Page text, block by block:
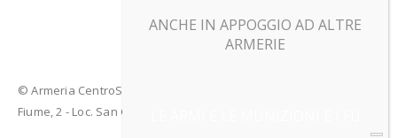
© Armeria CentroSport 31029 VITTORIO VENETO (TV) - Piazza
Fiume, 2 - Loc. San Giacomo di Veglia (TV)
ANCHE IN APPOGGIO AD ALTRE
ARMERIE